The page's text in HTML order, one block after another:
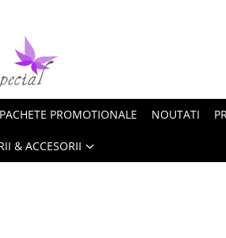
PACHETE PROMOTIONALE NOUTATI
& ACCESORII